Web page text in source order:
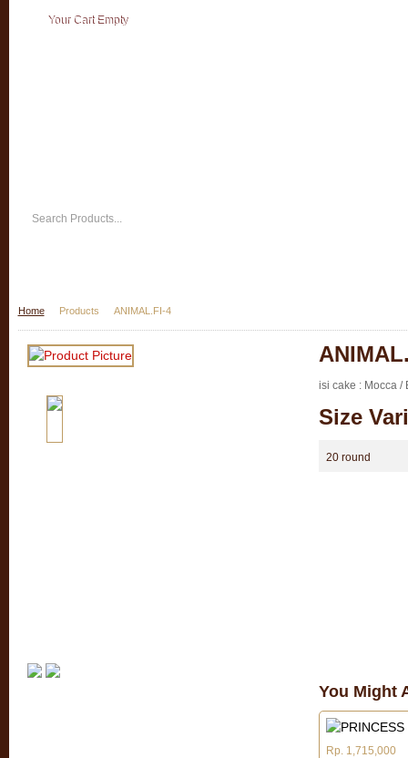
Your Cart Empty
Home Products ANIMAL.FI-4
isi cake : Mocca /
Size
20 round
You Might
Rp. 1,715,000